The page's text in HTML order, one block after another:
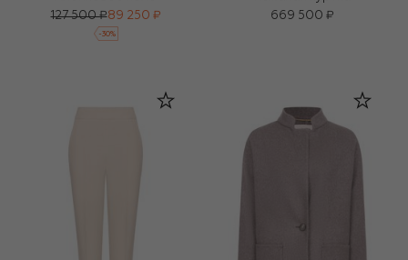
127 500 ₽89 250 ₽
-30%
669 500 ₽